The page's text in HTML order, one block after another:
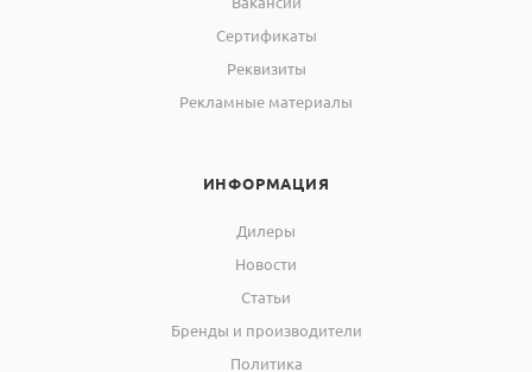
Сертификаты
Реквизиты
Рекламные материалы
ИНФОРМАЦИЯ
Дилеры
Новости
Статьи
Бренды и производители
Политика